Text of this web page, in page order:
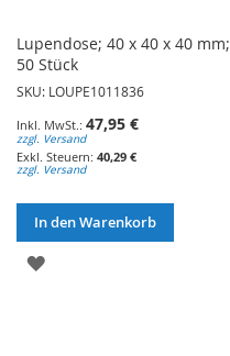
Lupendose; 40 x 40 x 40 mm;
50 Stück
SKU: LOUPE1011836
47,95 €
zzgl. Versand
40,29 €
zzgl. Versand
In den Warenkorb
ZUR